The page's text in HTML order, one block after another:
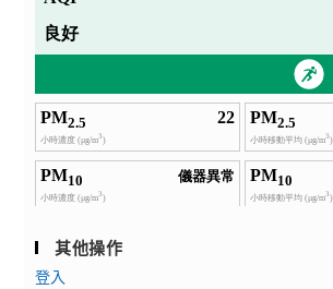
其他操作
登入